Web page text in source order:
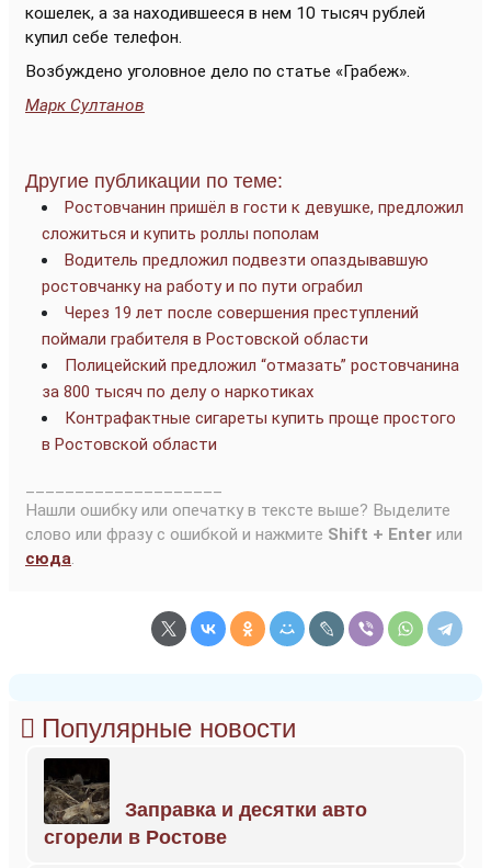
кошелек, а за находившееся в нем 10 тысяч рублей
купил себе телефон.
Возбуждено уголовное дело по статье «Грабеж».
Марк Султанов
Другие публикации по теме:
Ростовчанин пришёл в гости к девушке, предложил
сложиться и купить роллы пополам
Водитель предложил подвезти опаздывавшую
ростовчанку на работу и по пути ограбил
Через 19 лет после совершения преступлений
поймали грабителя в Ростовской области
Полицейский предложил “отмазать” ростовчанина
за 800 тысяч по делу о наркотиках
Контрафактные сигареты купить проще простого
в Ростовской области
Нашли ошибку или опечатку в тексте выше? Выделите
слово или фразу с ошибкой и нажмите Shift + Enter или
сюда.
Популярные новости
Заправка и десятки авто
сгорели в Ростове